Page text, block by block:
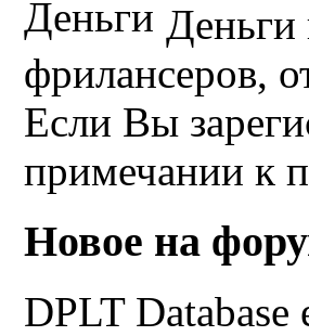
Деньги
фрилансеров,
Если Вы
примечании к
Новое на
DPLT Database